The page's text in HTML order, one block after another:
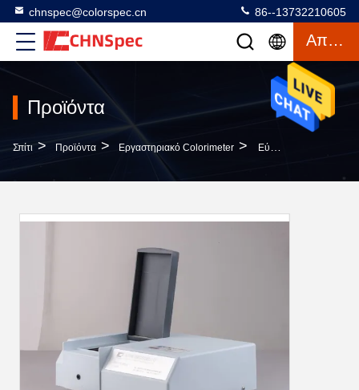
chnspec@colorspec.cn 86--13732210605
Απόσπασμα
Προϊόντα
Σπίτι > Προϊόντα > Εργαστηριακό Colorimeter > Εύρος Μήκους Κύματος 400-700 Φασματοφωτόμετρο Διαπερατότητας Πάγκου Για Μέτρηση Χρώματος Με Λογισμικό